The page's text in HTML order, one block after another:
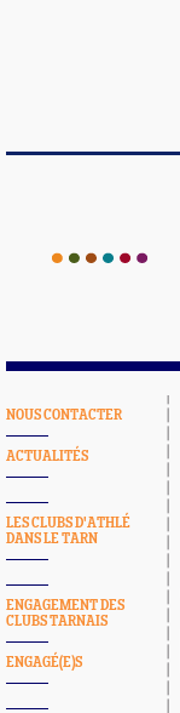
NOUS CONTACTER
ACTUALITÉS
LES CLUBS D'ATHLÉ
DANS LE TARN
ENGAGEMENT DES
CLUBS TARNAIS
ENGAGÉ(E)S